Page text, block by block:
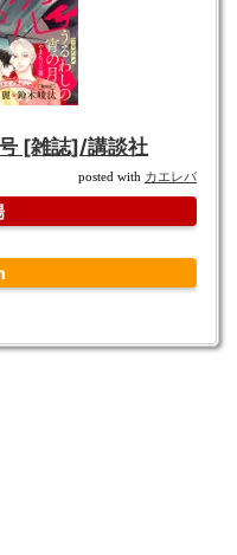
[雑誌]/講談社
posted with カエレバ